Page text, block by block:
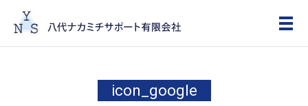
メ
icon_google